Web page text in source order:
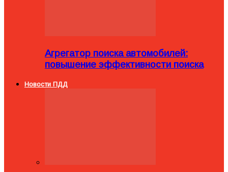
Агрегатор поиска автомобилей:
повышение эффективности поиска
Новости ПДД